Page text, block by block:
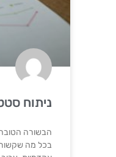
ניתוח
הבשורה הטובה
בכל מה שקשור